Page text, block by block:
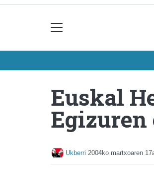
Euskal
Ukberri 2004ko martxoaren